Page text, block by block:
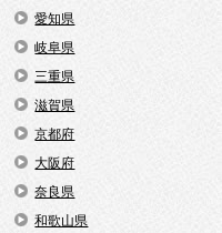
愛知県
岐阜県
三重県
滋賀県
京都府
大阪府
奈良県
和歌山県